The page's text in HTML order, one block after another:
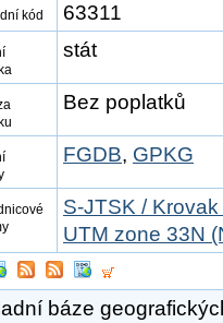
kód 63311
stát
Bez poplatků
FGDB, GPKG
S-JTSK /
UTM zone 33N
báze